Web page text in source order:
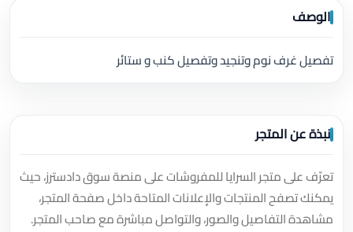
الوصف
تفصيل غرف نوم وتنجيد وتفصيل كنب و ستائر
نبذة عن المتجر
تعرّف على متجر السرايا للمفروشات على منصة سوق دادسترز، حيث
يمكنك تصفح المنتجات والإعلانات المتاحة داخل صفحة المتجر،
مشاهدة التفاصيل والصور، والتواصل مباشرة مع صاحب المتجر.